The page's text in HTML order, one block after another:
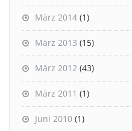
März 2014 (1)
März 2013 (15)
März 2012 (43)
März 2011 (1)
Juni 2010 (1)